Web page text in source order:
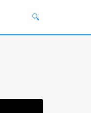
🔍